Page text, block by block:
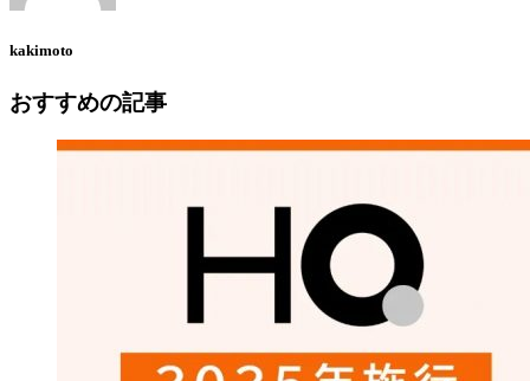
kakimoto
おすすめの記事